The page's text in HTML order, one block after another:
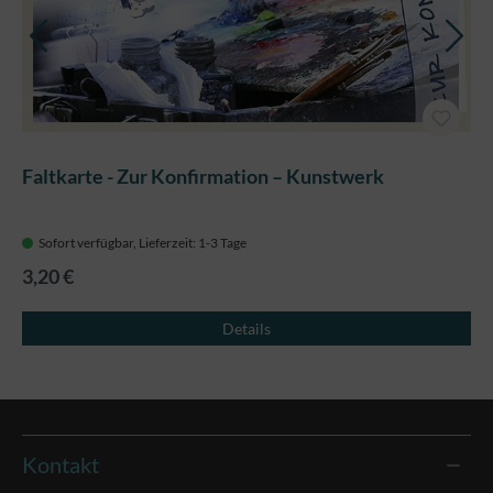
Faltkarte - Zur Konfirmation – Kunstwerk
Sofort verfügbar, Lieferzeit: 1-3 Tage
3,20 €
Details
Kontakt